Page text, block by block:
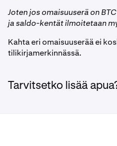
Joten jos omaisuuserä on
ja saldo-kentät ilmoitetaan
Kahta eri omaisuuserää ei
tilikirjamerkinnässä.
Tarvitsetko lisää